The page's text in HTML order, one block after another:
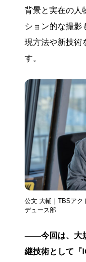
背景と実在の人
ション的な撮影
現方法や新技術
す。
公文 大輔｜TBSアク
デュース部
――今回は、大
継技術として『